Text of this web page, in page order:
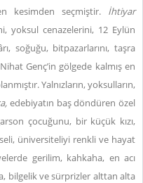
kesimden seçmiştir. İhtiyar
yoksul cenazelerini, 12 Eylün
soğuğu, bitpazarlarını, taşra
Genç’in gölgede kalmış en
Yalnızların, yoksulların,
edebiyatın baş döndüren özel
çocuğunu, bir küçük kızı,
üniversiteliyi renkli ve hayat
gerilim, kahkaha, en acı
bilgelik ve sürprizler alttan alta